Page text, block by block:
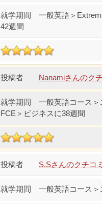
一般英語＞
42週間
Nanamiさんのク
一般英語コース
FCE＞ビジネスに38週間
S.Sさんのクチコ
一般英語コース